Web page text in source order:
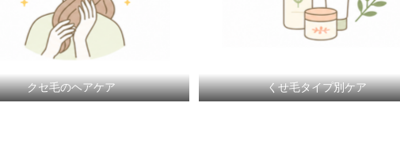
クセ毛のヘアケア くせ毛タイプ別ケア